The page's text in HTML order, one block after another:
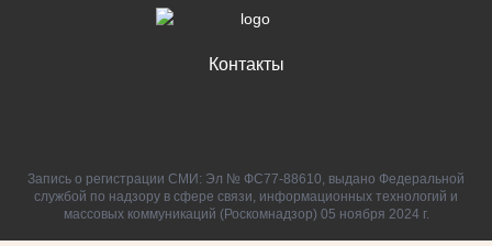
Контакты
Запись о регистрации СМИ: Эл № ФС77-88610, выдано Федеральной
службой по надзору в сфере связи, информационных технологий и
массовых коммуникаций (Роскомнадзор) 05 ноября 2024 г.